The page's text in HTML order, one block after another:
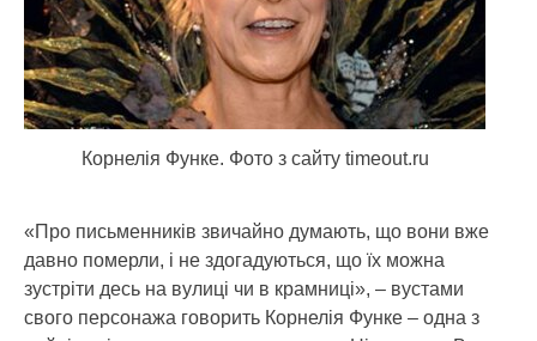
Корнелія Функе. Фото з сайту timeout.ru
«Про письменників звичайно думають, що вони вже
давно померли, і не здогадуються, що їх можна
зустріти десь на вулиці чи в крамниці», – вустами
свого персонажа говорить Корнелія Функе – одна з